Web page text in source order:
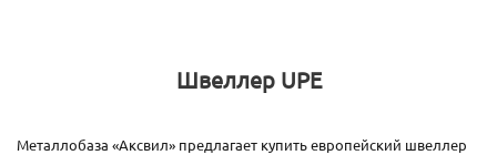
Швеллер UPE
Металлобаза «Аксвил» предлагает купить европейский швеллер